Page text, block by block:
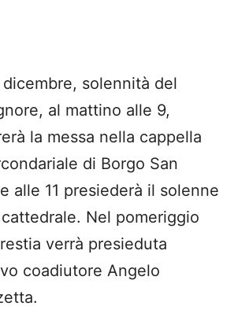
solennità del
al mattino alle 9,
la messa nella cappella
di Borgo San
alle 11 presiederà il solenne
Nel pomeriggio
verrà presieduta
coadiutore Angelo